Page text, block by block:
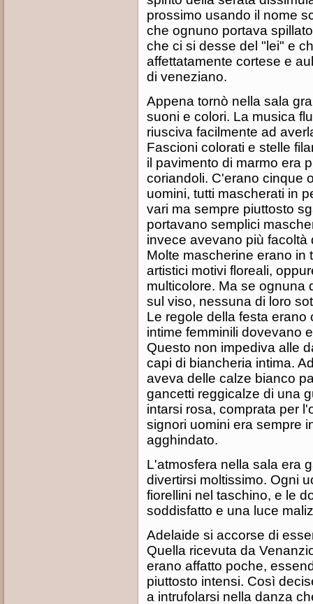
prossimo usando il nome
che ognuno portava
che ci si desse del "lei" e
affettatamente cortese e
di veneziano.
Appena tornò nella sala
suoni e colori. La musica
riusciva facilmente ad
Fascioni colorati e stelle
il pavimento di marmo era
coriandoli. C'erano cinque
uomini, tutti mascherati in
vari ma sempre piuttosto
portavano semplici
invece avevano più facoltà
Molte mascherine erano in
artistici motivi floreali,
multicolore. Ma se ognuna
sul viso, nessuna di loro
Le regole della festa
intime femminili dovevano
Questo non impediva alle
capi di biancheria intima.
aveva delle calze bianco
gancetti reggicalze di una
intarsi rosa, comprata per
signori uomini era sempre
agghindato.
L'atmosfera nella sala era
divertirsi moltissimo. Ogni
fiorellini nel taschino, e le
soddisfatto e una luce
Adelaide si accorse di
Quella ricevuta da
erano affatto poche,
piuttosto intensi. Così
a intrufolarsi nella danza